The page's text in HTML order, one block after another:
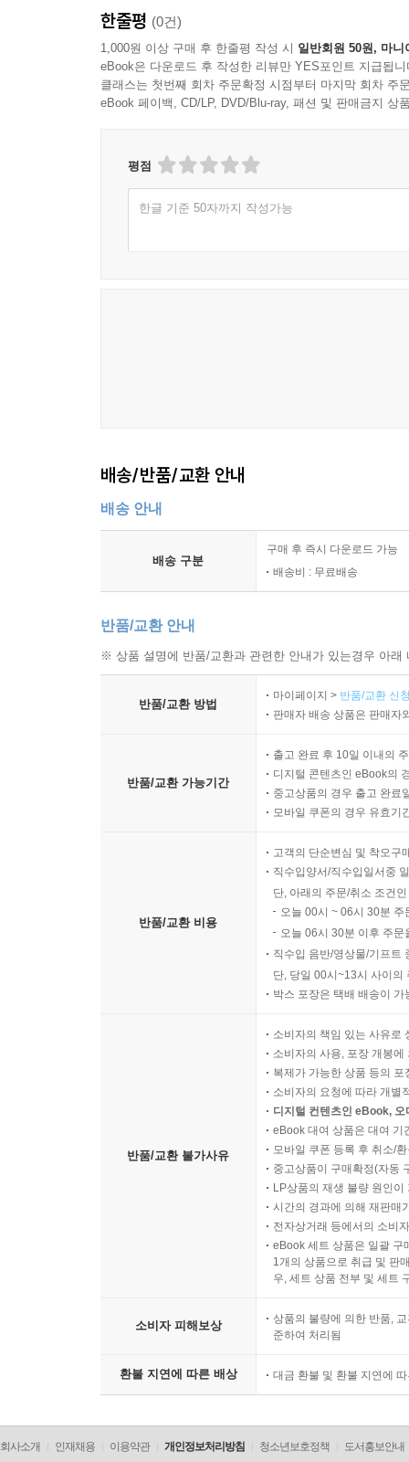
3절. 손절 지연과 물타기
4절. 복기 속 원인 실종
11장. 백테스트와 매매일지의 검증 루틴
1절. 차트 기억과 실제 결과의 차이
3절. 승률·손익비·기댓값의 해석
4절. 매매일지의 필수 기록 문장
한줄평 (0건)
1,000원 이상 구매 후 한줄평 작성 시 일반회원 50원, 마니
eBook은 다운로드 후 작성한 리뷰만 YES포인트 지급됩니
클래스는 첫번째 회차 주문확정 시점부터 마지막 회차 주
eBook 페이백, CD/LP, DVD/Blu-ray, 패션 및 판매금지 상
평점
한글 기준 50자까지 작성가능
배송/반품/교환 안내
배송 안내
배송 구분
구매 후 즉시 다운로드 가능
배송비 : 무료배송
반품/교환 안내
※ 상품 설명에 반품/교환과 관련한 안내가 있는경우 아
반품/교환 방법
마이페이지 > 반품/교환 신
판매자 배송 상품은 판매자
반품/교환 가능기간
출고 완료 후 10일 이내의
디지털 콘텐츠인 eBook의
중고상품의 경우 출고 완료
모바일 쿠폰의 경우 유효기
반품/교환 비용
고객의 단순변심 및 착오구
직수입양서/직수입일서중
단, 아래의 주문/취소 조건
오늘 00시 ~ 06시 30분
오늘 06시 30분 이후 주
직수입 음반/영상물/기프트
단, 당일 00시~13시 사이의
박스 포장은 택배 배송이
반품/교환 불가사유
소비자의 책임 있는 사유로
소비자의 사용, 포장 개봉
복제가 가능한 상품 등의
소비자의 요청에 따라 개별
디지털 컨텐츠인 eBook,
eBook 대여 상품은 대여 기
모바일 쿠폰 등록 후 취소/
중고상품이 구매확정(자동
LP상품의 재생 불량 원인
시간의 경과에 의해 재판매
전자상거래 등에서의 소비
eBook 세트 상품은 일괄 구
1개의 상품으로 취급 및 판
우, 세트 상품 전부 및 세트
소비자 피해보상
상품의 불량에 의한 반품,
준하여 처리됨
환불 지연에 따른 배상 대금 환불 및 환불 지연에
회사소개 인재채용 이용약관 개인정보처리방침 청소년보호정책 도서홍보안내